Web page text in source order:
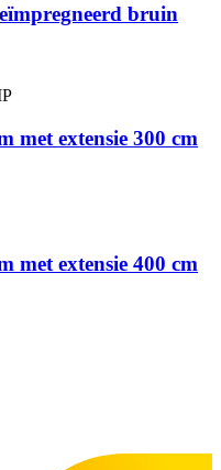
bruin
met extensie 300 cm
met extensie 400 cm